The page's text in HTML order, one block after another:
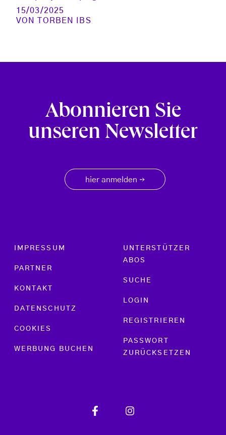
15/03/2025
VON
TORBEN IBS
Abonnieren Sie
unseren Newsletter
hier anmelden →
Footer menu
IMPRESSUM
PARTNER
KONTAKT
DATENSCHUTZ
COOKIES
WERBUNG BUCHEN
UNTERSTÜTZER
ABOS
SUCHE
LOGIN
REGISTRIEREN
PASSWORT
ZURÜCKSETZEN